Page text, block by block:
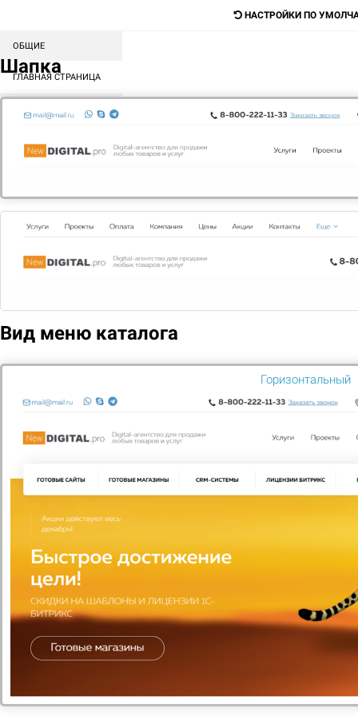
НАСТРОЙКИ ПО
ОБЩИЕ
ГЛАВНАЯ СТРАНИЦА
СОРТИРОВКА БЛОКОВ
Шапка
Вид меню каталога
Горизонтальный
КАТАЛОГ МЕНЮ Поиск
КОРЗИНА
Ваша корзина пуста.
На главную В каталог
консультация?
Если у вас остались вопросы, заполните
форму и наши специалисты в ближайшее
время свяжутся с вами
Задать вопрос